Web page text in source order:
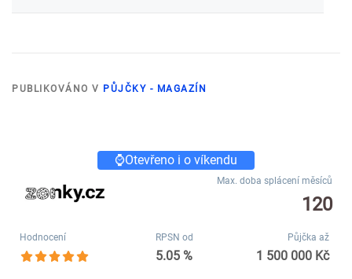
PUBLIKOVÁNO V PŮJČKY - MAGAZÍN
⌚Otevřeno i o víkendu
Max. doba splácení měsíců
120
Hodnocení RPSN od
5.05 %
Půjčka až
1 500 000 Kč